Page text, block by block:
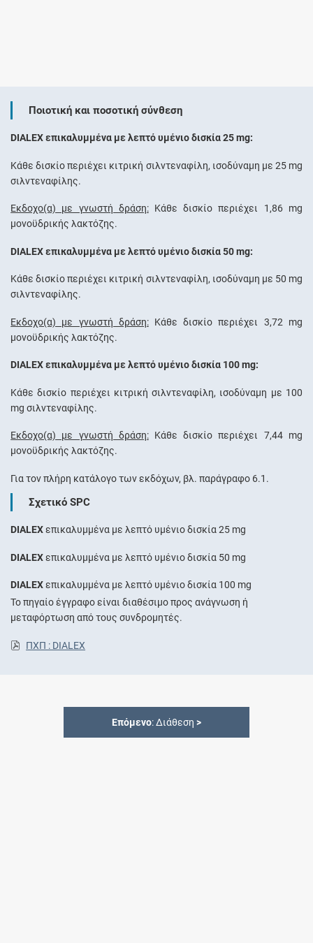
Ποιοτική και ποσοτική σύνθεση
DIALEX επικαλυμμένα με λεπτό υμένιο δισκία 25 mg:
Κάθε δισκίο περιέχει κιτρική σιλντεναφίλη, ισοδύναμη με 25 mg
σιλντεναφίλης.
Έκδοχο(α) με γνωστή δράση:Κάθε δισκίο περιέχει 1,86 mg
μονοϋδρικής λακτόζης.
DIALEX επικαλυμμένα με λεπτό υμένιο δισκία 50 mg:
Κάθε δισκίο περιέχει κιτρική σιλντεναφίλη, ισοδύναμη με 50 mg
σιλντεναφίλης.
Έκδοχο(α) με γνωστή δράση:Κάθε δισκίο περιέχει 3,72 mg
μονοϋδρικής λακτόζης.
DIALEX επικαλυμμένα με λεπτό υμένιο δισκία 100 mg:
Κάθε δισκίο περιέχει κιτρική σιλντεναφίλη, ισοδύναμη με 100
mg σιλντεναφίλης.
Έκδοχο(α) με γνωστή δράση:Κάθε δισκίο περιέχει 7,44 mg
μονοϋδρικής λακτόζης.
Για τον πλήρη κατάλογο των εκδόχων, βλ. παράγραφο 6.1.
Σχετικό SPC
DIALEXεπικαλυμμένα με λεπτό υμένιο δισκία 25 mg
DIALEXεπικαλυμμένα με λεπτό υμένιο δισκία 50 mg
DIALEXεπικαλυμμένα με λεπτό υμένιο δισκία 100 mg
Το πηγαίο έγγραφο είναι διαθέσιμο προς ανάγνωση ή
μεταφόρτωση από τους συνδρομητές.
ΠΧΠ : DIALEX
Επόμενο: Διάθεση >